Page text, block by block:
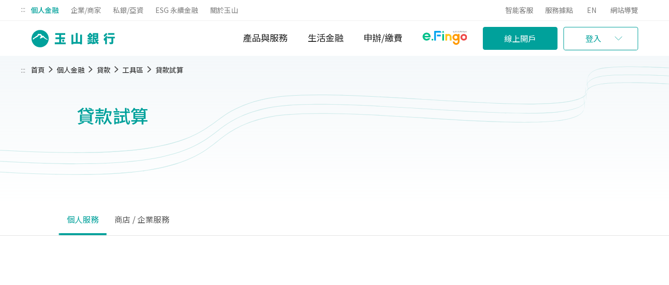
::: 個人金融 企業/商家 私銀/亞資 ESG 永續金融 關於玉山 智能客服 服務據點 EN 網站導覽
產品與服務 生活金融 申辦/繳費 線上開戶 登入
:::
貸款試算
首頁 個人金融 貸款 工具區 貸款試算
個人服務 商店 / 企業服務